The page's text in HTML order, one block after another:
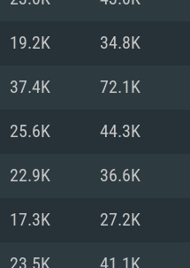
하는 AMD
Xeon 은 지
는 Mac 버전
신 그래픽 드라
드라이버를
양 지원 해상도
19.2K 34.8K
37.4K 72.1K
25.6K 44.3K
22.9K 36.6K
17.3K 27.2K
23.5K 41.1K